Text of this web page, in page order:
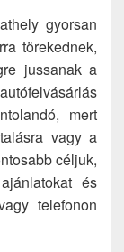
gyorsan
törekednek,
jussanak a
mert
vagy a
céljuk,
és
telefonon